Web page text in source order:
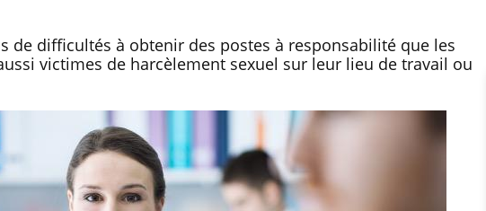
de difficultés à obtenir des postes à responsabilité que les
victimes de harcèlement sexuel sur leur lieu de travail ou